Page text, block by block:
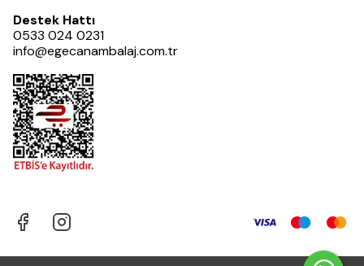
Destek Hattı
0533 024 0231
info@egecanambalaj.com.tr